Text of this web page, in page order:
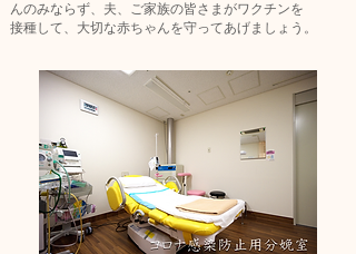
んのみならず、夫、ご家族の皆さまがワクチンを
接種して、大切な赤ちゃんを守ってあげましょう。